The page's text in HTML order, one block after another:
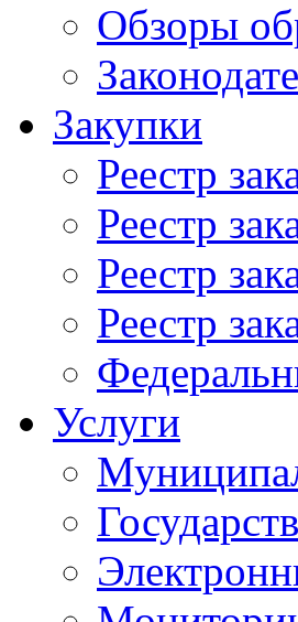
Обзоры
Закупки
Реестр
Реестр
Реестр
Реестр
Услуги